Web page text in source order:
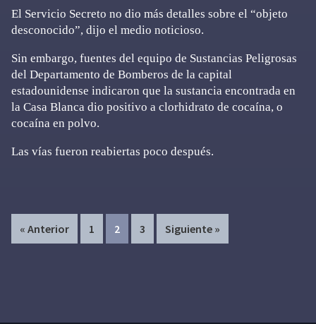
El Servicio Secreto no dio más detalles sobre el “objeto
desconocido”, dijo el medio noticioso.
Sin embargo, fuentes del equipo de Sustancias Peligrosas
del Departamento de Bomberos de la capital
estadounidense indicaron que la sustancia encontrada en
la Casa Blanca dio positivo a clorhidrato de cocaína, o
cocaína en polvo.
Las vías fueron reabiertas poco después.
« Anterior Page
1 Page
2 Page
3 Siguiente »